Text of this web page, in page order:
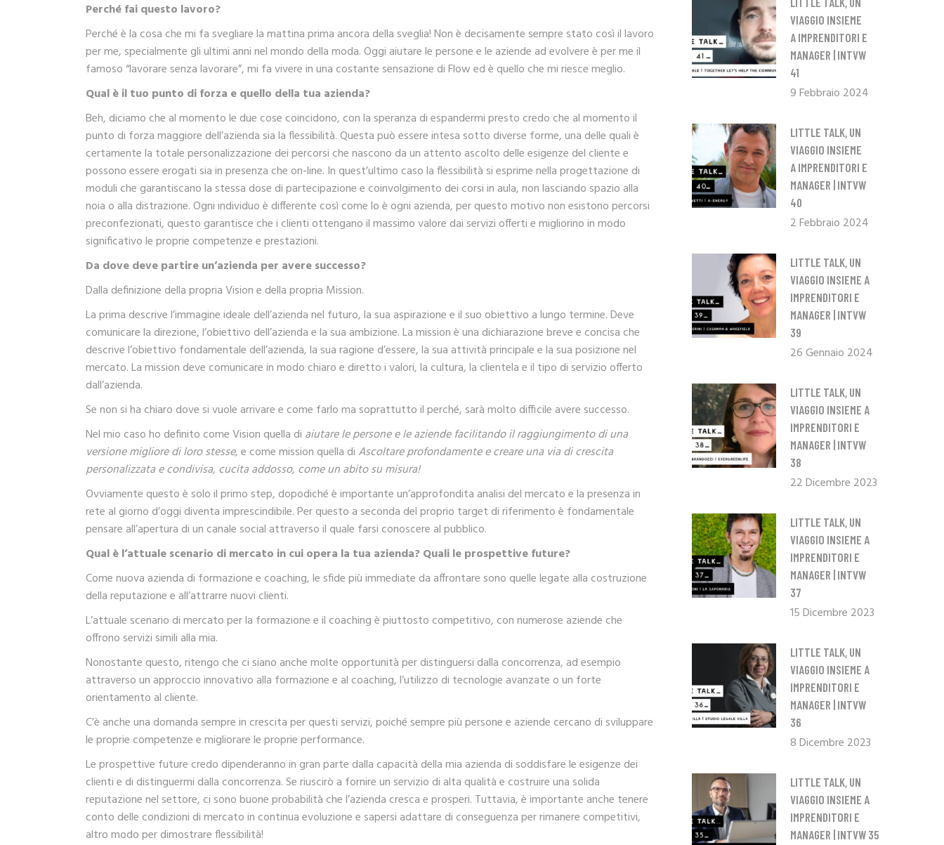
Perché fai questo lavoro?
Perché è la cosa che mi fa svegliare la mattina prima ancora della sveglia! Non è decisamente sempre stato così il lavoro
per me, specialmente gli ultimi anni nel mondo della moda. Oggi aiutare le persone e le aziende ad evolvere è per me il
famoso “lavorare senza lavorare”, mi fa vivere in una costante sensazione di Flow ed è quello che mi riesce meglio.
Qual è il tuo punto di forza e quello della tua azienda?
Beh, diciamo che al momento le due cose coincidono, con la speranza di espandermi presto credo che al momento il
punto di forza maggiore dell’azienda sia la flessibilità. Questa può essere intesa sotto diverse forme, una delle quali è
certamente la totale personalizzazione dei percorsi che nascono da un attento ascolto delle esigenze del cliente e
possono essere erogati sia in presenza che on-line. In quest’ultimo caso la flessibilità si esprime nella progettazione di
moduli che garantiscano la stessa dose di partecipazione e coinvolgimento dei corsi in aula, non lasciando spazio alla
noia o alla distrazione. Ogni individuo è differente così come lo è ogni azienda, per questo motivo non esistono percorsi
preconfezionati, questo garantisce che i clienti ottengano il massimo valore dai servizi offerti e migliorino in modo
significativo le proprie competenze e prestazioni.
Da dove deve partire un’azienda per avere successo?
Dalla definizione della propria Vision e della propria Mission.
La prima descrive l’immagine ideale dell’azienda nel futuro, la sua aspirazione e il suo obiettivo a lungo termine. Deve
comunicare la direzione, l’obiettivo dell’azienda e la sua ambizione. La mission è una dichiarazione breve e concisa che
descrive l’obiettivo fondamentale dell’azienda, la sua ragione d’essere, la sua attività principale e la sua posizione nel
mercato. La mission deve comunicare in modo chiaro e diretto i valori, la cultura, la clientela e il tipo di servizio offerto
dall’azienda.
Se non si ha chiaro dove si vuole arrivare e come farlo ma soprattutto il perché, sarà molto difficile avere successo.
Nel mio caso ho definito come Vision quella di aiutare le persone e le aziende facilitando il raggiungimento di una
versione migliore di loro stesse,e come mission quella di Ascoltare profondamente e creare una via di crescita
personalizzata e condivisa, cucita addosso, come un abito su misura!
Ovviamente questo è solo il primo step, dopodiché è importante un’approfondita analisi del mercato e la presenza in
rete al giorno d’oggi diventa imprescindibile. Per questo a seconda del proprio target di riferimento è fondamentale
pensare all’apertura di un canale social attraverso il quale farsi conoscere al pubblico.
Qual è l’attuale scenario di mercato in cui opera la tua azienda? Quali le prospettive future?
Come nuova azienda di formazione e coaching, le sfide più immediate da affrontare sono quelle legate alla costruzione
della reputazione e all’attrarre nuovi clienti.
L’attuale scenario di mercato per la formazione e il coaching è piuttosto competitivo, con numerose aziende che
offrono servizi simili alla mia.
Nonostante questo, ritengo che ci siano anche molte opportunità per distinguersi dalla concorrenza, ad esempio
attraverso un approccio innovativo alla formazione e al coaching, l’utilizzo di tecnologie avanzate o un forte
orientamento al cliente.
C’è anche una domanda sempre in crescita per questi servizi, poiché sempre più persone e aziende cercano di sviluppare
le proprie competenze e migliorare le proprie performance.
Le prospettive future credo dipenderanno in gran parte dalla capacità della mia azienda di soddisfare le esigenze dei
clienti e di distinguermi dalla concorrenza. Se riuscirò a fornire un servizio di alta qualità e costruire una solida
reputazione nel settore, ci sono buone probabilità che l’azienda cresca e prosperi. Tuttavia, è importante anche tenere
conto delle condizioni di mercato in continua evoluzione e sapersi adattare di conseguenza per rimanere competitivi,
altro modo per dimostrare flessibilità!
VIAGGIO INSIEME
A IMPRENDITORI E
MANAGER | INTVW
41
9 Febbraio 2024
LITTLE TALK, UN
VIAGGIO INSIEME
A IMPRENDITORI E
MANAGER | INTVW
40
2 Febbraio 2024
LITTLE TALK, UN
VIAGGIO INSIEME A
IMPRENDITORI E
MANAGER | INTVW
39
26 Gennaio 2024
LITTLE TALK, UN
VIAGGIO INSIEME A
IMPRENDITORI E
MANAGER | INTVW
38
22 Dicembre 2023
LITTLE TALK, UN
VIAGGIO INSIEME A
IMPRENDITORI E
MANAGER | INTVW
37
15 Dicembre 2023
LITTLE TALK, UN
VIAGGIO INSIEME A
IMPRENDITORI E
MANAGER | INTVW
36
8 Dicembre 2023
LITTLE TALK, UN
VIAGGIO INSIEME A
IMPRENDITORI E
MANAGER | INTVW 35